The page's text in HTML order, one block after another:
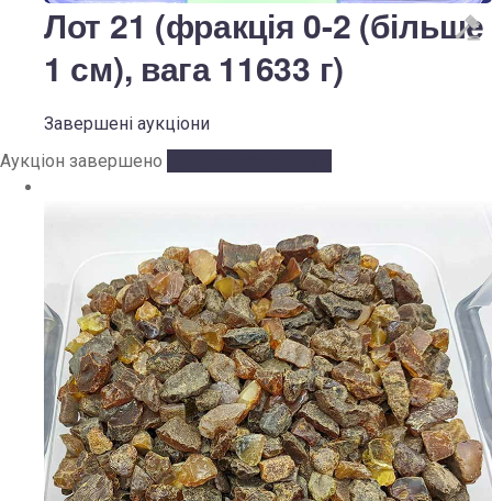
Лот 21 (фракція 0-2 (більше
1 см), вага 11633 г)
Завершені аукціони
Аукціон завершено